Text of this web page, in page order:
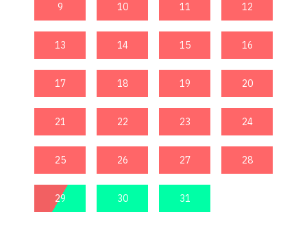
9 10 11 12
13 14 15 16
17 18 19 20
21 22 23 24
25 26 27 28
29 30 31